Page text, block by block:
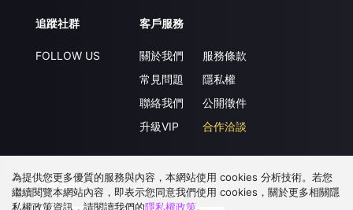
追蹤社群
FOLLOW US
客戶服務
關於我們
常見問題
聯絡我們
升級VIP
服務條款
隱私權
公開徵件
合作洽談
下載 APP
為提供您更多優質的服務與內容，本網站使用 cookies 分析技術。若您
繼續閱覽本網站內容，即表示您同意我們使用 cookies，關於更多相關隱
私權政策資訊，請閱讀我們的隱私權政策。